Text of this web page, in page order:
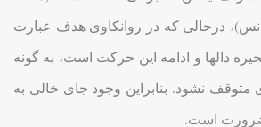
درحالی که در روانکاوی هدف عبارت
دالها و ادامه این حرکت است، به گونه
نشود. بنابراین وجود جای خالی به